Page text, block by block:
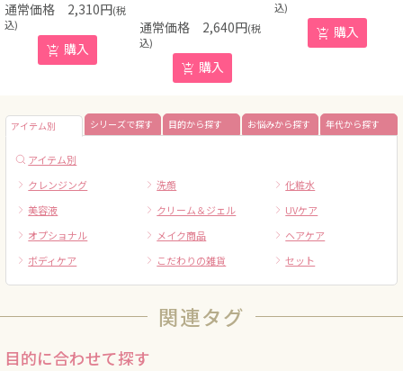
2,310円(税
込)
購入
2,640円(税
込)
購入
込)
購入
アイテム別 シリーズで探す 目的から探す お悩みから探す 年代から探す
アイテム別
クレンジング
洗顔
化粧水
美容液
クリーム＆ジェル
UVケア
オプショナル
メイク商品
ヘアケア
ボディケア
こだわりの雑貨 セット
関連タグ
目的に合わせて探す